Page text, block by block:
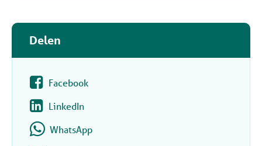
Delen
Facebook
LinkedIn
WhatsApp